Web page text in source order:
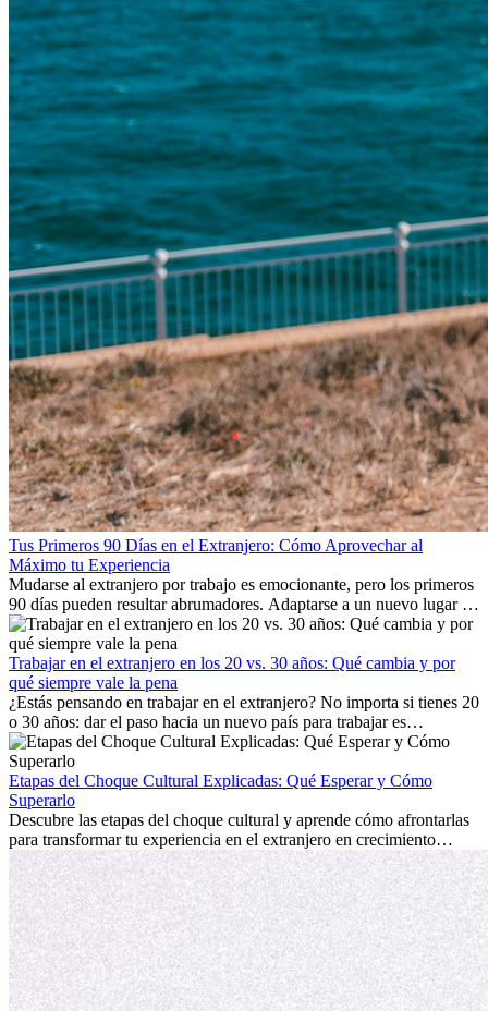
Tus Primeros 90 Días en el Extranjero: Cómo Aprovechar al
Máximo tu Experiencia
Mudarse al extranjero por trabajo es emocionante, pero los primeros
90 días pueden resultar abrumadores. Adaptarse a un nuevo lugar de
trabajo, construir una vida social, comprender la cultura local y lidiar
con la nostalgia son parte del proceso. Esta guía para expatriados te
mostrará cómo aprovechar al máximo tus primeros meses en el
extranjero, asegurando tanto éxito profesional como crecimiento
personal.
Trabajar en el extranjero en los 20 vs. 30 años: Qué cambia y por
qué siempre vale la pena
¿Estás pensando en trabajar en el extranjero? No importa si tienes 20
o 30 años: dar el paso hacia un nuevo país para trabajar es
emocionante y, a veces, desafiante. Muchas personas se preguntan si
la edad marca la diferencia. La verdad es que la experiencia
internacional siempre vale la pena. Puede impulsar tu carrera,
fomentar tu crecimiento personal y ofrecerte valiosas perspectivas
culturales que transforman tu vida.
Etapas del Choque Cultural Explicadas: Qué Esperar y Cómo
Superarlo
Descubre las etapas del choque cultural y aprende cómo afrontarlas
para transformar tu experiencia en el extranjero en crecimiento
personal y adaptación exitosa.